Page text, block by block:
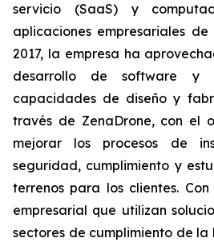
servicio (SaaS) y
aplicaciones empresariales de
2017, la empresa ha
desarrollo de software y
capacidades de diseño y
través de ZenaDrone, con el
mejorar los procesos de
seguridad, cumplimiento y
terrenos para los clientes.
empresarial que utilizan
sectores de cumplimiento de